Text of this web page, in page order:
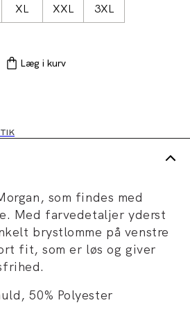
XL XXL 3XL
Læg i kurv
som findes med
Med farvedetaljer yderst
brystlomme på venstre
fit, som er løs og giver
50% Polyester